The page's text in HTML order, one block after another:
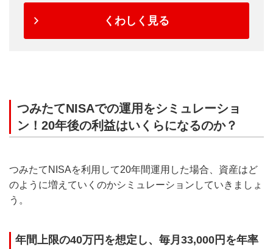
くわしく見る
つみたてNISAでの運用をシミュレーショ
ン！20年後の利益はいくらになるのか？
つみたてNISAを利用して20年間運用した場合、資産はど
のように増えていくのかシミュレーションしていきましょ
う。
年間上限の40万円を想定し、毎月33,000円を年率